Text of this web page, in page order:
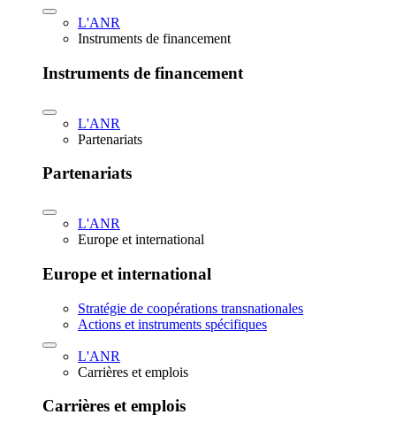
L'ANR
Instruments de financement
Instruments de financement
L'ANR
Partenariats
Partenariats
L'ANR
Europe et international
Europe et international
Stratégie de coopérations transnationales
Actions et instruments spécifiques
L'ANR
Carrières et emplois
Carrières et emplois